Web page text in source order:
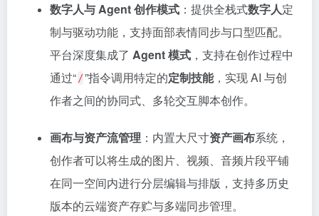
数字人与 Agent 创作模式 ：提供全栈式数字人定
制与驱动功能，支持面部表情同步与口型匹配。
平台深度集成了 Agent 模式 ，支持在创作过程中
通过“/”指令调用特定的定制技能，实现 AI 与创
作者之间的协同式、多轮交互脚本创作。
画布与资产流管理 ：内置大尺寸资产画布系统，
创作者可以将生成的图片、视频、音频片段平铺
在同一空间内进行分层编辑与排版，支持多历史
版本的云端资产存贮与多端同步管理。